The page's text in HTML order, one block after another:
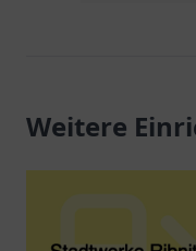
Weitere